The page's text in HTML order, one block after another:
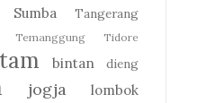
Sumba
Tangerang
Temanggung Tidore
bintan dieng
jogja
lombok